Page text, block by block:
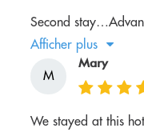
Second
Afficher plus
M
Mary
We stayed at this